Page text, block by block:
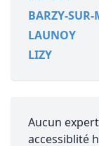
BARZY-SUR-
LAUNOY
LIZY
Aucun
accessiblité